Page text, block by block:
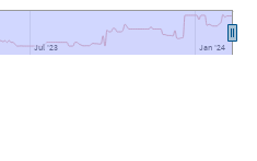
Jul '23
Jul '23 Jan '24
Jan '24